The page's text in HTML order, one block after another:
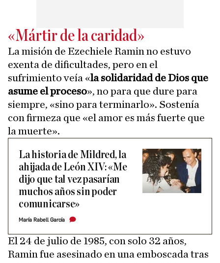
«Mártir de la caridad»
La misión de Ezechiele Ramin no estuvo
exenta de dificultades, pero en el
sufrimiento veía «la solidaridad de Dios que
asume el proceso», no para que dure para
siempre, «sino para terminarlo». Sostenía
con firmeza que «el amor es más fuerte que
la muerte».
La historia de Mildred, la
ahijada de León XIV: «Me
dijo que tal vez pasarían
muchos años sin poder
comunicarse»
María Rabell García
El 24 de julio de 1985, con solo 32 años,
Ramin fue asesinado en una emboscada tras